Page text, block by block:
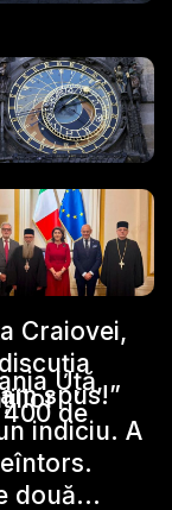
Craiovei,
spus!”
Uță,
de
indiciu. A
două...